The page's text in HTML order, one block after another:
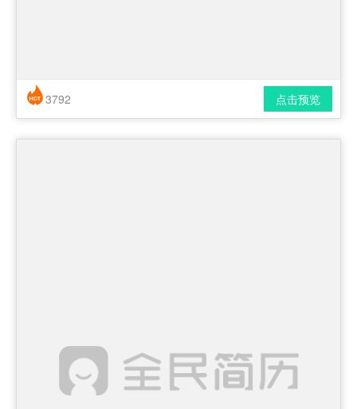
简历风格： 时尚 / 简洁 / 应届生
点击预览
3792